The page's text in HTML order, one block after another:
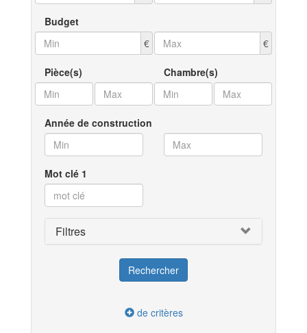
Budget
€
€
Pièce(s) Chambre(s)
Année de construction
Mot clé 1
Filtres
de critères